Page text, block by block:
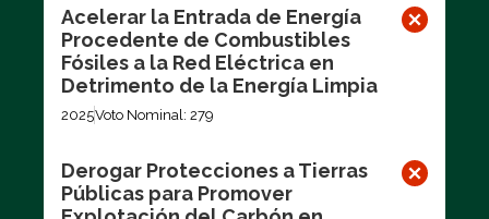
Acelerar la Entrada de Energía
Procedente de Combustibles
Fósiles a la Red Eléctrica en
Detrimento de la Energía Limpia
2025Voto Nominal: 279
Derogar Protecciones a Tierras
Públicas para Promover